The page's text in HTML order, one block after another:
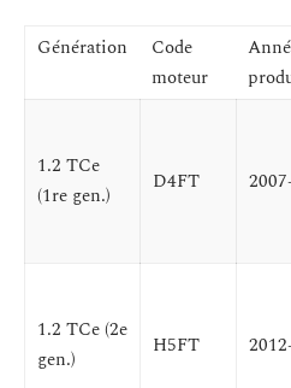
Génération
Code
moteur
1.2 TCe
(1re gen.)
D4FT
1.2 TCe (2e
gen.)
H5FT